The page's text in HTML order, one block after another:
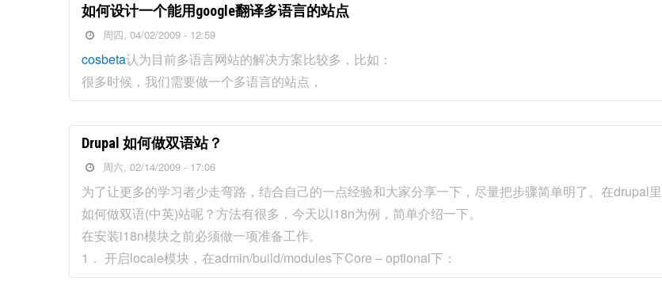
如何设计一个能用google翻译多语言的站点
周四, 04/02/2009 - 12:59
cosbeta认为目前多语言网站的解决方案比较多，比如：
很多时候，我们需要做一个多语言的站点，
Drupal 如何做双语站？
周六, 02/14/2009 - 17:06
为了让更多的学习者少走弯路，结合自己的一点经验和大家分享一下，尽量把步骤简单明了。在drupal里
如何做双语(中英)站呢？方法有很多，今天以i18n为例，简单介绍一下。
在安装i18n模块之前必须做一项准备工作。
1． 开启locale模块，在admin/build/modules下Core – optional下：